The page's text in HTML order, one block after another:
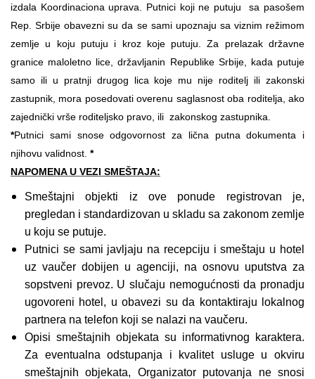
izdala Koordinaciona uprava. Putnici koji ne putuju sa pasošem
Rep. Srbije obavezni su da se sami upoznaju sa viznim režimom
zemlje u koju putuju i kroz koje putuju. Za prelazak državne
granice maloletno lice, državljanin Republike Srbije, kada putuje
samo ili u pratnji drugog lica koje mu nije roditelj ili zakonski
zastupnik, mora posedovati overenu saglasnost oba roditelja, ako
zajednički vrše roditeljsko pravo, ili zakonskog zastupnika.
*Putnici sami snose odgovornost za lična putna dokumenta i
njihovu validnost. *
NAPOMENA U VEZI SMEŠTAJA:
Smeštajni objekti iz ove ponude registrovan je,
pregledan i standardizovan u skladu sa zakonom zemlje
u koju se putuje.
Putnici se sami javljaju na recepciju i smeštaju u hotel
uz vaučer dobijen u agenciji, na osnovu uputstva za
sopstveni prevoz. U slučaju nemogućnosti da pronadju
ugovoreni hotel, u obavezi su da kontaktiraju lokalnog
partnera na telefon koji se nalazi na vaučeru.
Opisi smeštajnih objekata su informativnog karaktera.
Za eventualna odstupanja i kvalitet usluge u okviru
smeštajnih objekata, Organizator putovanja ne snosi